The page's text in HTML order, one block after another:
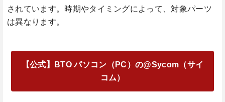
されています。時期やタイミングによって、対象パーツ
は異なります。
【公式】BTO パソコン（PC）の@Sycom（サイ
コム）